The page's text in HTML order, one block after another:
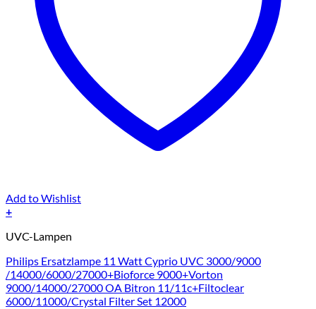
Add to Wishlist
+
UVC-Lampen
Philips Ersatzlampe 11 Watt Cyprio UVC 3000/9000
/14000/6000/27000+Bioforce 9000+Vorton
9000/14000/27000 OA Bitron 11/11c+Filtoclear
6000/11000/Crystal Filter Set 12000